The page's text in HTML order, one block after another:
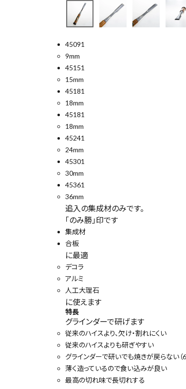
エアー工具・機械工具
収納・腰袋・ワーク用品
45091
9mm
45151
15mm
45181
18mm
45181
18mm
45241
24mm
45301
30mm
45361
36mm
追入の集成材のみです。
「のみ勝」印です
集成材
合板
に最適
デコラ
アルミ
人工大理石
に使えます
特長
グラインダーで研げます
従来のハイスより、欠け・割れにくい
従来のハイスよりも研ぎやすい
グラインダーで研いでも焼きが戻らない（
薄く造っているので食い込みが良い
最高の切れ味で長切れする